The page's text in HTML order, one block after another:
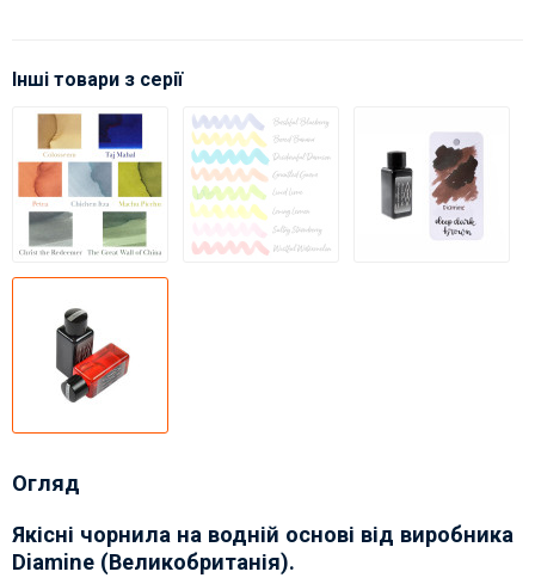
Інші товари з серії
Огляд
Якісні чорнила на водній основі від виробника
Diamine (Великобританія).